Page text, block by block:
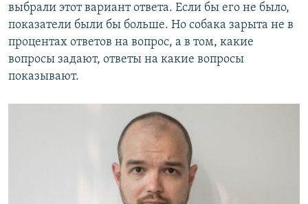
выбрали этот вариант ответа. Если бы его не было,
показатели были бы больше. Но собака зарыта не в
процентах ответов на вопрос, а в том, какие
вопросы задают, ответы на какие вопросы
показывают.